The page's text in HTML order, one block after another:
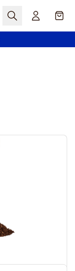
Sök Cart